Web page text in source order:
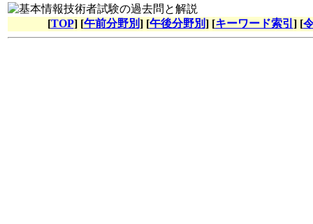
[TOP] [午前分野別] [午後分野別] [キーワード索引 ] [